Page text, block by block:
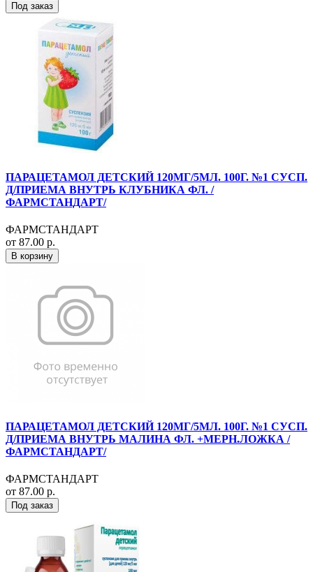
Под заказ
ПАРАЦЕТАМОЛ ДЕТСКИЙ 120МГ/5МЛ. 100Г. №1 СУСП.
Д/ПРИЕМА ВНУТРЬ КЛУБНИКА ФЛ. /
ФАРМСТАНДАРТ/
ФАРМСТАНДАРТ
от 87.00 р.
В корзину
ПАРАЦЕТАМОЛ ДЕТСКИЙ 120МГ/5МЛ. 100Г. №1 СУСП.
Д/ПРИЕМА ВНУТРЬ МАЛИНА ФЛ. +МЕРН.ЛОЖКА /
ФАРМСТАНДАРТ/
ФАРМСТАНДАРТ
от 87.00 р.
Под заказ